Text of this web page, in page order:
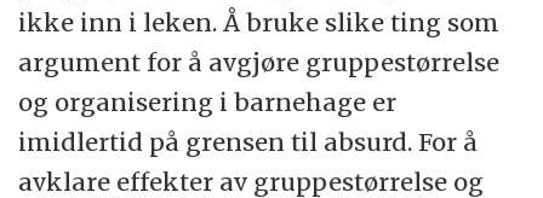
ikke inn i leken. Å bruke slike ting som
argument for å avgjøre gruppestørrelse
og organisering i barnehage er
imidlertid på grensen til absurd. For å
avklare effekter av gruppestørrelse og